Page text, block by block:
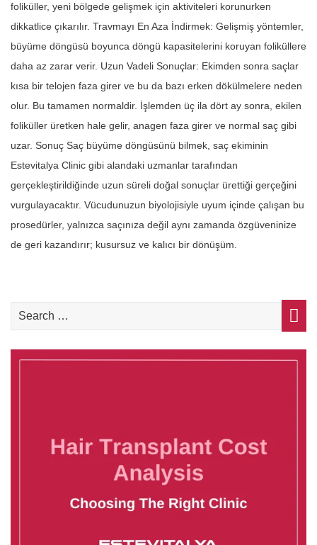
foliküller, yeni bölgede gelişmek için aktiviteleri korunurken
dikkatlice çıkarılır. Travmayı En Aza İndirmek: Gelişmiş yöntemler,
büyüme döngüsü boyunca döngü kapasitelerini koruyan foliküllere
daha az zarar verir. Uzun Vadeli Sonuçlar: Ekimden sonra saçlar
kısa bir telojen faza girer ve bu da bazı erken dökülmelere neden
olur. Bu tamamen normaldir. İşlemden üç ila dört ay sonra, ekilen
foliküller üretken hale gelir, anagen faza girer ve normal saç gibi
uzar. Sonuç Saç büyüme döngüsünü bilmek, saç ekiminin
Estevitalya Clinic gibi alandaki uzmanlar tarafından
gerçekleştirildiğinde uzun süreli doğal sonuçlar ürettiği gerçeğini
vurgulayacaktır. Vücudunuzun biyolojisiyle uyum içinde çalışan bu
prosedürler, yalnızca saçınıza değil aynı zamanda özgüveninize
de geri kazandırır; kusursuz ve kalıcı bir dönüşüm.